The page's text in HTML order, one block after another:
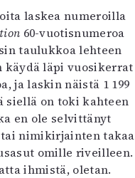
laskea numeroilla
60-vuotisnumeroa
taulukkoa lehteen
käydä läpi vuosikerrat
ja laskin näistä 1 199
siellä on toki kahteen
en ole selvittänyt
nimikirjainten takaa
omille riveilleen.
ihmistä, oletan.